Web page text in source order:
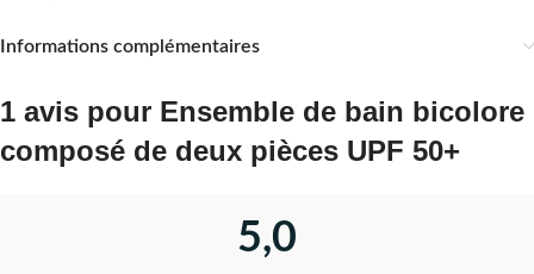
Informations complémentaires
1 avis pour Ensemble de bain bicolore
composé de deux pièces UPF 50+
5,0